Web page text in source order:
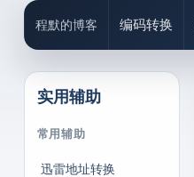
程默的博客 编码转换
实用辅助
常用辅助
迅雷地址转换